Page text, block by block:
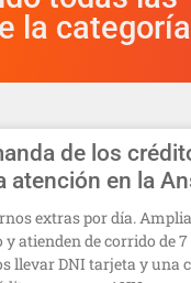
la categoría
de los
atención en la
extras por día.
atienden de corrido de 7
llevar DNI tarjeta y una